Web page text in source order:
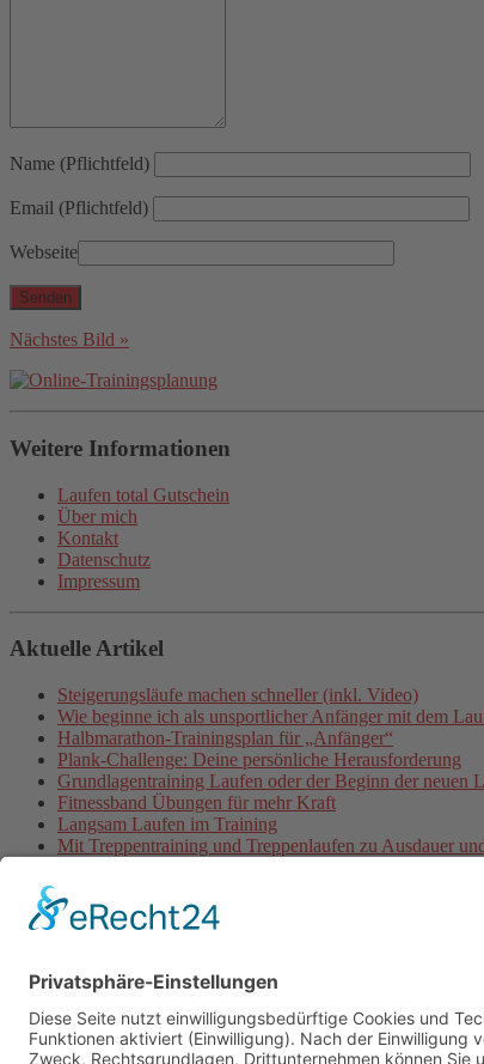
Name (Pflichtfeld)
Email (Pflichtfeld)
Webseite
Nächstes Bild »
Weitere Informationen
Laufen total Gutschein
Über mich
Kontakt
Datenschutz
Impressum
Aktuelle Artikel
Steigerungsläufe machen schneller (inkl. Video)
Wie beginne ich als unsportlicher Anfänger mit dem
Halbmarathon-Trainingsplan für „Anfänger“
Plank-Challenge: Deine persönliche Herausforderung
Grundlagentraining Laufen oder der Beginn der neuen
Fitnessband Übungen für mehr Kraft
Langsam Laufen im Training
Mit Treppentraining und Treppenlaufen zu Ausdauer
© 2026 - Personal Training in Dresden mit Heiko
Online-Training